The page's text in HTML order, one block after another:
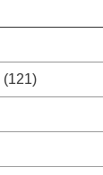
(121)